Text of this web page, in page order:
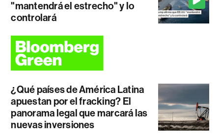
"mantendrá el estrecho" y lo
controlará
¿Qué países de América Latina
apuestan por el fracking? El
panorama legal que marcará las
nuevas inversiones